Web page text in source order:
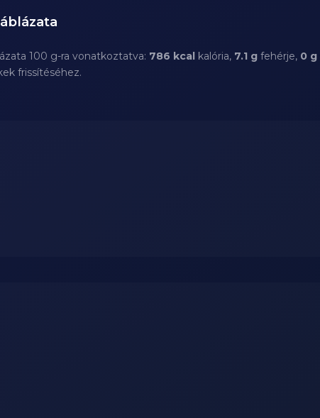
100 g-ra vonatkoztatva: 786 kcal kalória, 7.1 g fehérje, 0 g
frissítéséhez.